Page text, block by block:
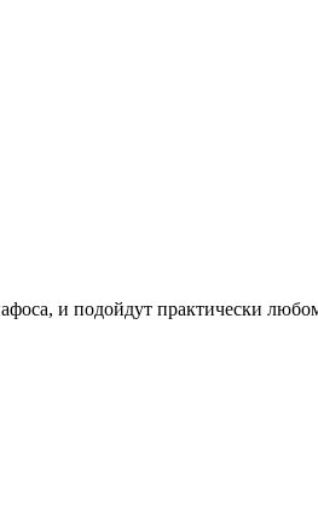
и подойдут практически